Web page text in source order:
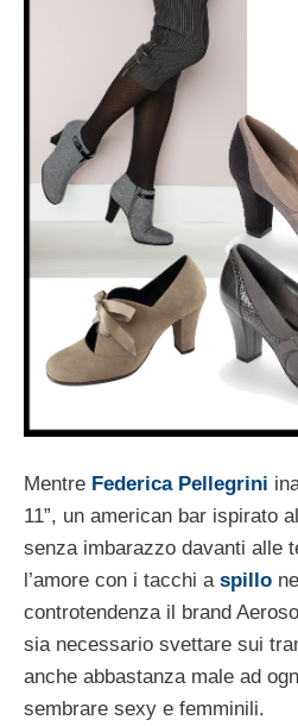
Mentre Federica Pellegrini
11”, un american bar ispirato
senza imbarazzo davanti alle
l’amore con i tacchi a spillo
controtendenza il brand
sia necessario svettare sui
anche abbastanza male ad
sembrare sexy e femminili.